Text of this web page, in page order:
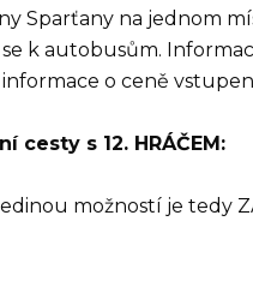
Sparťany na jednom
k autobusům.
o ceně
cesty s 12. HRÁČEM:
možností je tedy